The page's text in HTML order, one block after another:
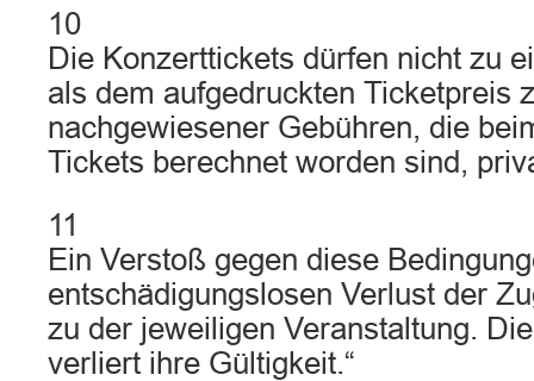
10
Die Konzerttickets dürfen nicht zu
als dem aufgedruckten Ticketpreis
nachgewiesener Gebühren, die
Tickets berechnet worden sind,
11
Ein Verstoß gegen diese
entschädigungslosen Verlust der
zu der jeweiligen Veranstaltung.
verliert ihre Gültigkeit.“